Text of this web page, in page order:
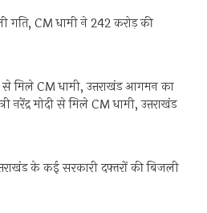
गति, CM धामी ने 242 करोड़ की
से मिले CM धामी, उत्तराखंड आगमन का
नरेंद्र मोदी से मिले CM धामी, उत्तराखंड
के कई सरकारी दफ्तरों की बिजली